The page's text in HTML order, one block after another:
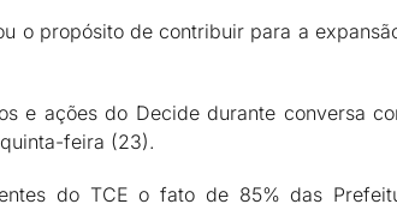
o propósito de contribuir para a
e ações do Decide durante conversa
feira (23).
do TCE o fato de 85% das